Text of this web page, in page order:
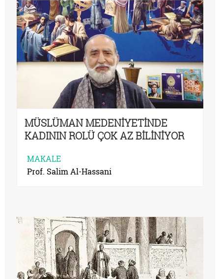
MÜSLÜMAN MEDENİYETİNDE
KADININ ROLÜ ÇOK AZ BİLİNİYOR
MAKALE
Prof. Salim Al-Hassani